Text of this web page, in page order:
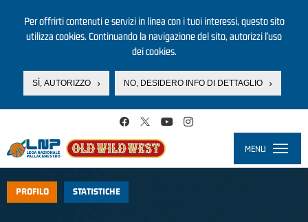
Per offrirti contenuti e servizi in linea con i tuoi interessi, questo sito
utilizza cookies. Continuando la navigazione del sito, autorizzi l’uso
dei cookies.
SÌ, AUTORIZZO NO, DESIDERO INFO DI DETTAGLIO
MENU
PROFILO STATISTICHE